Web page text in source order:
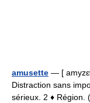
amusette — [
Distraction sans
sérieux. 2 ♦ Région.